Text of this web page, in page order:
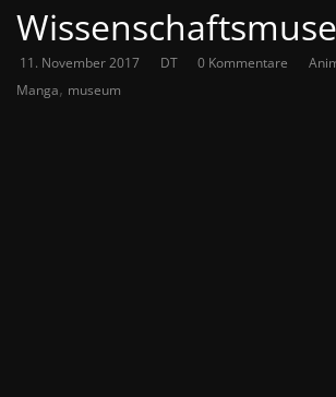
11. November 2017 DT 0 Kommentare
Manga, museum